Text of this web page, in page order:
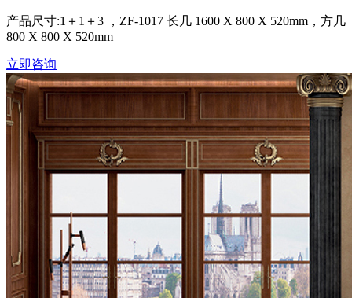
产品尺寸:1＋1＋3 ，ZF-1017 长几 1600 X 800 X 520mm，方几
800 X 800 X 520mm
立即咨询